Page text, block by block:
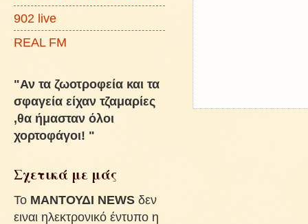
902 live
REAL FM
"Αν τα ζωοτροφεία και τα
σφαγεία είχαν τζαμαρίες
,θα ήμασταν όλοι
χορτοφάγοι! "
Σχετικά με μάς
To ΜΑΝΤΟΥΔΙ NEWS δεν
ειναι ηλεκτρονικό έντυπο η